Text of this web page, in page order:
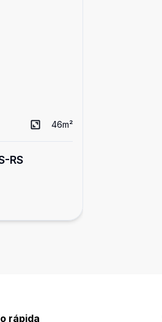
46m²
RS
rápida